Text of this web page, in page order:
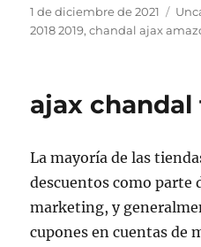
Publicado
el
1 de diciembre de 2021
2018 2019,chandal ajax
ajax
La mayoría de las
descuentos como parte
marketing, y
cupones en cuentas de